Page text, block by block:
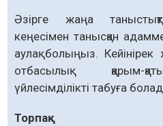
Әзірге жаңа
кеңесімен танысқан
аулақ болыңыз. Кейінірек
отбасылық қарым-
үйлесімділікті табуға
Торпақ